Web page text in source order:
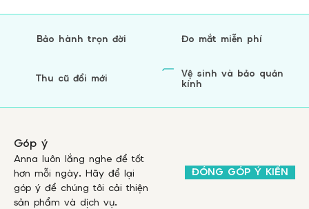
Bảo hành trọn đời Đo mắt miễn phí
Thu cũ đổi mới
Vệ sinh và bảo quản
kính
Góp ý
Anna luôn lắng nghe để tốt
hơn mỗi ngày. Hãy để lại
góp ý để chúng tôi cải thiện
sản phẩm và dịch vụ.
ĐÓNG GÓP Ý KIẾN